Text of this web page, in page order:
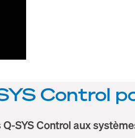
Control
SYS Control aux